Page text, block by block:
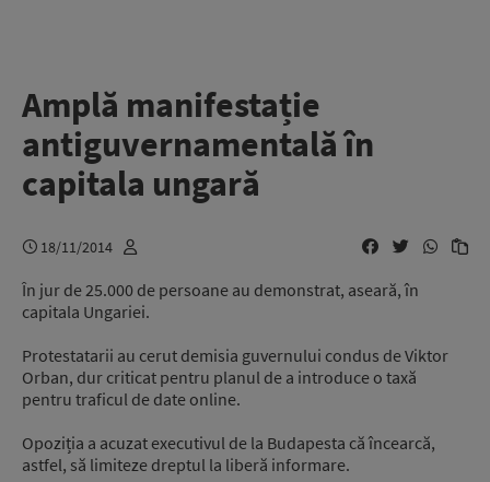
Amplă manifestație
antiguvernamentală în
capitala ungară
18/11/2014
În jur de 25.000 de persoane au demonstrat, aseară, în
capitala Ungariei.
Protestatarii au cerut demisia guvernului condus de Viktor
Orban, dur criticat pentru planul de a introduce o taxă
pentru traficul de date online.
Opoziția a acuzat executivul de la Budapesta că încearcă,
astfel, să limiteze dreptul la liberă informare.